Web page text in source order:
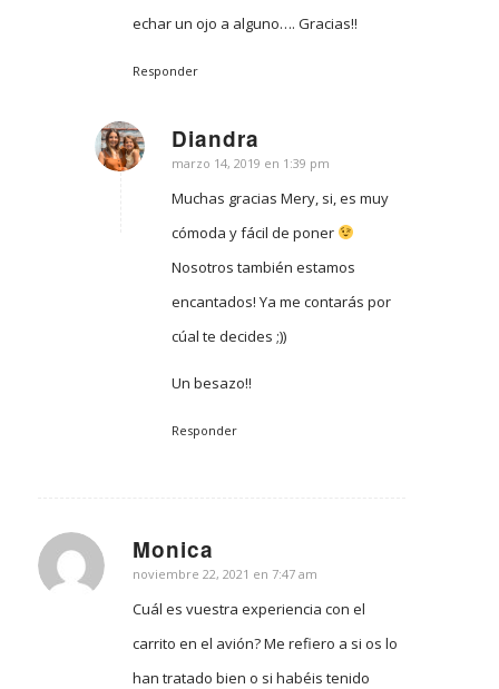
echar un ojo a alguno…. Gracias!!
Responder
Diandra
Dice:
marzo 14, 2019 en 1:39 pm
Muchas gracias Mery, si, es muy
cómoda y fácil de poner
Nosotros también estamos
encantados! Ya me contarás por
cúal te decides ;))
Un besazo!!
Responder
Monica
Dice:
noviembre 22, 2021 en 7:47 am
Cuál es vuestra experiencia con el
carrito en el avión? Me refiero a si os lo
han tratado bien o si habéis tenido